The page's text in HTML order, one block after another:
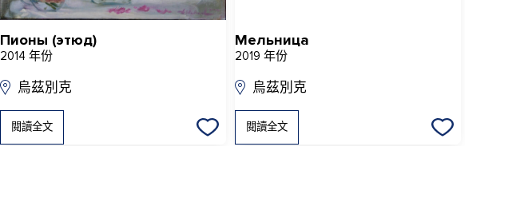
Пионы (этюд)
2014 年份
烏茲別克
閱讀全文
Мельница
2019 年份
烏茲別克
閱讀全文